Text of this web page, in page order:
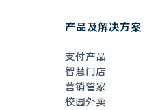
产品及解决方案
支付产品
智慧门店
营销管家
校园外卖